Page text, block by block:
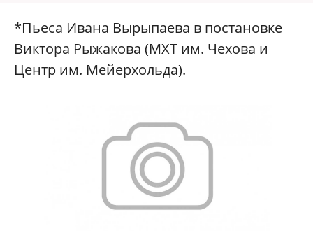
*Пьеса Ивана Вырыпаева в постановке
Виктора Рыжакова (МХТ им. Чехова и
Центр им. Мейерхольда).